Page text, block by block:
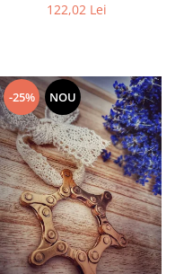
122,02 Lei
-25% NOU